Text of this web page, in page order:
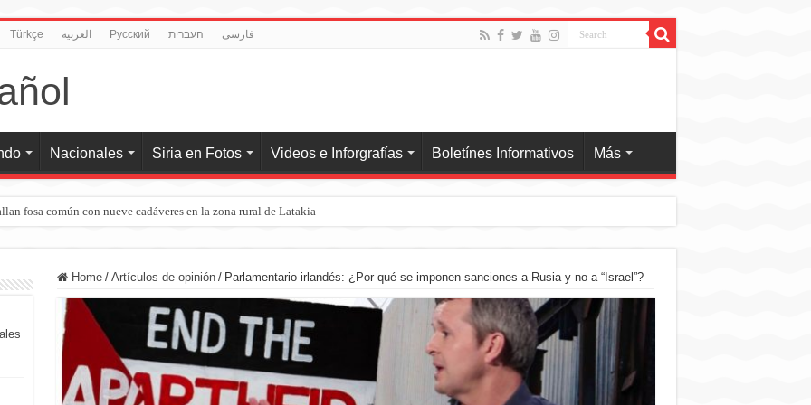
Türkçe العربية Pусский העברית فارسی
Nacionales Siria en Fotos Videos e Inforgrafías Boletínes Informativos Más
fosa común con nueve cadáveres en la zona rural de Latakia
Home / Artículos de opinión / Parlamentario irlandés: ¿Por qué se imponen sanciones a Rusia y no a “Israel”?